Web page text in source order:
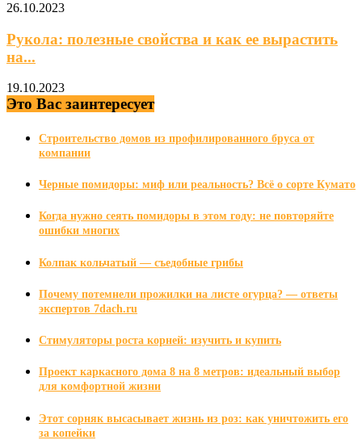
26.10.2023
Рукола: полезные свойства и как ее вырастить
на...
19.10.2023
Это Вас заинтересует
Строительство домов из профилированного бруса от
компании
Черные помидоры: миф или реальность? Всё о сорте Кумато
Когда нужно сеять помидоры в этом году: не повторяйте
ошибки многих
Колпак кольчатый — съедобные грибы
Почему потемнели прожилки на листе огурца? — ответы
экспертов 7dach.ru
Стимуляторы роста корней: изучить и купить
Проект каркасного дома 8 на 8 метров: идеальный выбор
для комфортной жизни
Этот сорняк высасывает жизнь из роз: как уничтожить его
за копейки